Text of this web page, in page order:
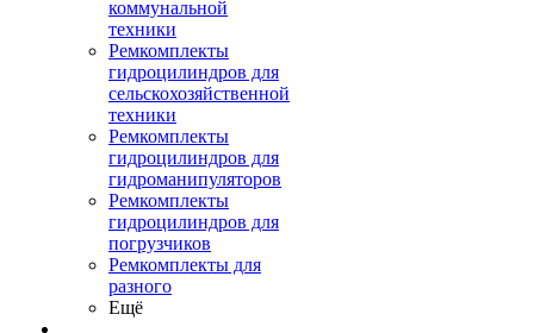
коммунальной
техники
Ремкомплекты
гидроцилиндров для
сельскохозяйственной
техники
Ремкомплекты
гидроцилиндров для
гидроманипуляторов
Ремкомплекты
гидроцилиндров для
погрузчиков
Ремкомплекты для
разного
Ещё